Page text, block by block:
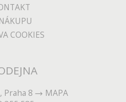
COOKIES
Praha 8
MAPA